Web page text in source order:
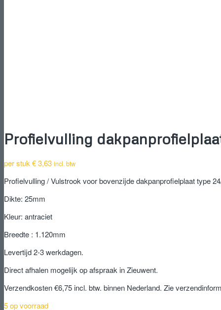
Profielvulling
per stuk €3,63 incl. btw
Profielvulling / Vulstrook voor bovenzijde dakpanprofielplaat type
Dikte: 25mm
Kleur: antraciet
Breedte : 1.120mm
Levertijd 2-3 werkdagen.
Direct afhalen mogelijk op afspraak in Zieuwent.
Verzendkosten €6,75 incl. btw. binnen Nederland. Zie
5 op voorraad